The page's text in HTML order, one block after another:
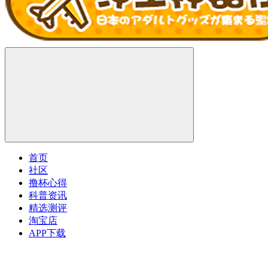
首页
社区
撸杯心得
科普资讯
精选测评
淘宝店
APP下载